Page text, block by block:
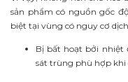
sản phẩm có nguồn gốc
biệt tại vùng có nguy cơ
Bị bất hoạt bởi nhiệt
sát trùng phù hợp